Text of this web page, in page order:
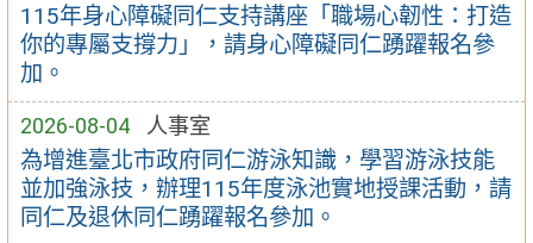
115年身心障礙同仁支持講座「職場心韌性：打造
你的專屬支撐力」，請身心障礙同仁踴躍報名參
加。
2026-08-04 人事室
為增進臺北市政府同仁游泳知識，學習游泳技能
並加強泳技，辦理115年度泳池實地授課活動，請
同仁及退休同仁踴躍報名參加。